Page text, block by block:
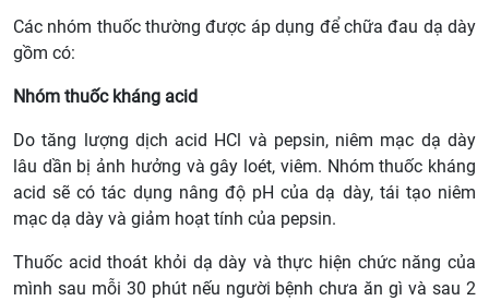
Các nhóm thuốc thường được áp dụng để chữa đau dạ dày
gồm có:
Nhóm thuốc kháng acid
Do tăng lượng dịch acid HCl và pepsin, niêm mạc dạ dày
lâu dần bị ảnh hưởng và gây loét, viêm. Nhóm thuốc kháng
acid sẽ có tác dụng nâng độ pH của dạ dày, tái tạo niêm
mạc dạ dày và giảm hoạt tính của pepsin.
Thuốc acid thoát khỏi dạ dày và thực hiện chức năng của
mình sau mỗi 30 phút nếu người bệnh chưa ăn gì và sau 2